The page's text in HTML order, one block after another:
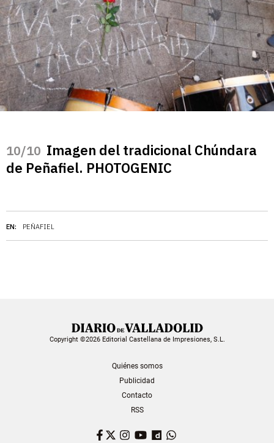
EN: PEÑAFIEL
/10 Imagen del tradicional Chúndara
de Peñafiel. PHOTOGENIC
Copyright ©2026 Editorial Castellana de Impresiones, S.L.
Quiénes somos
Publicidad
Contacto
RSS
Facebook
TwitterInstagram
YouTubeDailymotion